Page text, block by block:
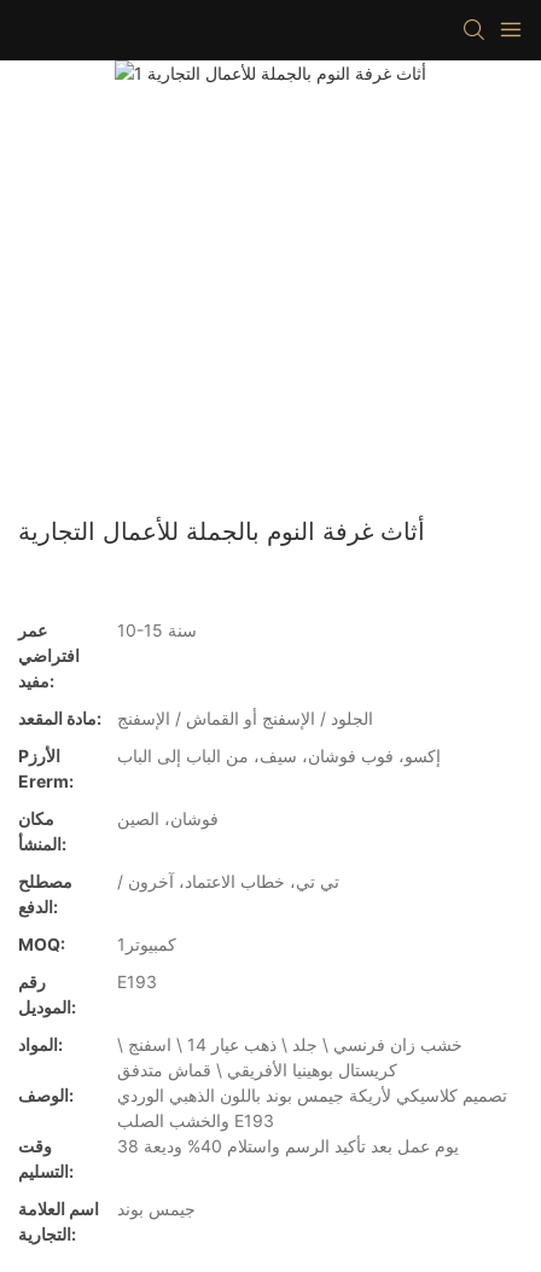
أثاث غرفة النوم بالجملة للأعمال التجارية
عمر
افتراضي
مفيد:
10-15 سنة
مادة المقعد:
الجلود / الإسفنج أو القماش / الإسفنج
Pالأرز
Ererm:
إكسو، فوب فوشان، سيف، من الباب إلى الباب
مكان
المنشأ:
فوشان، الصين
مصطلح
الدفع:
/ تي تي، خطاب الاعتماد، آخرون
MOQ:
كمبيوتر1
رقم
الموديل:
E193
المواد:
خشب زان فرنسي \ جلد \ ذهب عيار 14 \ اسفنج \
كريستال بوهينيا الأفريقي \ قماش متدفق
الوصف:
تصميم كلاسيكي لأريكة جيمس بوند باللون الذهبي الوردي
والخشب الصلب E193
وقت
التسليم:
38 يوم عمل بعد تأكيد الرسم واستلام 40% وديعة
اسم العلامة
التجارية:
جيمس بوند